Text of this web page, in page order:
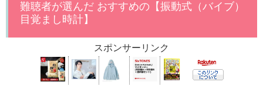
難聴者が選んだ おすすめの【振動式（バイブ）
目覚まし時計】
スポンサーリンク